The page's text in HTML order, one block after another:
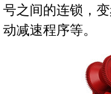
号之间的连锁，
动减速程序等。